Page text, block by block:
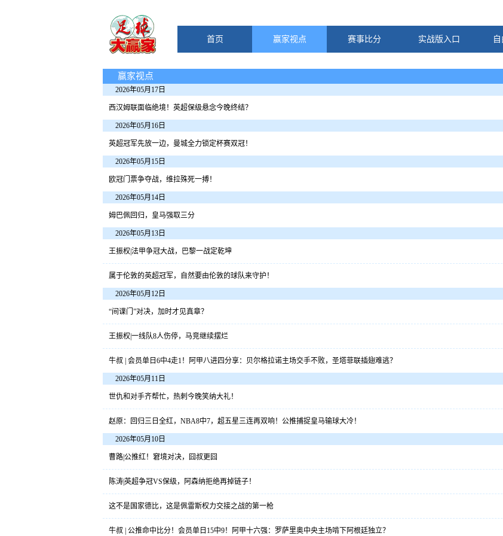
首页 赢家视点 赛事比分 实战版入口
赢家视点
2026年05月17日
西汉姆联面临绝境！英超保级悬念今晚终结？
2026年05月16日
英超冠军先放一边，曼城全力锁定杯赛双冠！
2026年05月15日
欧冠门票争夺战，维拉殊死一搏！
2026年05月14日
姆巴佩回归，皇马强取三分
2026年05月13日
王振权|法甲争冠大战，巴黎一战定乾坤
属于伦敦的英超冠军，自然要由伦敦的球队来守护！
2026年05月12日
“间谍门”对决，加时才见真章？
王振权|一线队8人伤停，马竞继续摆烂
牛叔 | 会员单日6中4走1！阿甲八进四分享：贝尔格拉诺主场交手不败，圣塔菲联插翅难逃？
2026年05月11日
世仇和对手齐帮忙，热刺今晚笑纳大礼！
赵原：回归三日全红，NBA8中7，超五星三连再双响！公推捕捉皇马输球大冷！
2026年05月10日
曹路|公推红！窘境对决，囧叔更囧
陈涛|英超争冠VS保级，阿森纳拒绝再掉链子！
这不是国家德比，这是佩雷斯权力交接之战的第一枪
牛叔 | 公推命中比分！会员单日15中9！阿甲十六强：罗萨里奥中央主场啃下阿根廷独立？